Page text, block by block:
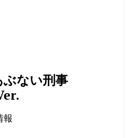
ない刑事
報